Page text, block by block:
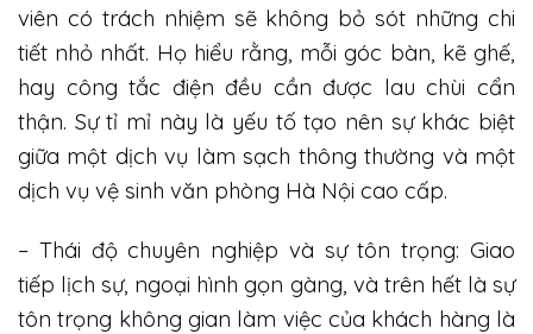
viên có trách nhiệm sẽ không bỏ sót những chi
tiết nhỏ nhất. Họ hiểu rằng, mỗi góc bàn, kẽ ghế,
hay công tắc điện đều cần được lau chùi cẩn
thận. Sự tỉ mỉ này là yếu tố tạo nên sự khác biệt
giữa một dịch vụ làm sạch thông thường và một
dịch vụ vệ sinh văn phòng Hà Nội cao cấp.
– Thái độ chuyên nghiệp và sự tôn trọng: Giao
tiếp lịch sự, ngoại hình gọn gàng, và trên hết là sự
tôn trọng không gian làm việc của khách hàng là